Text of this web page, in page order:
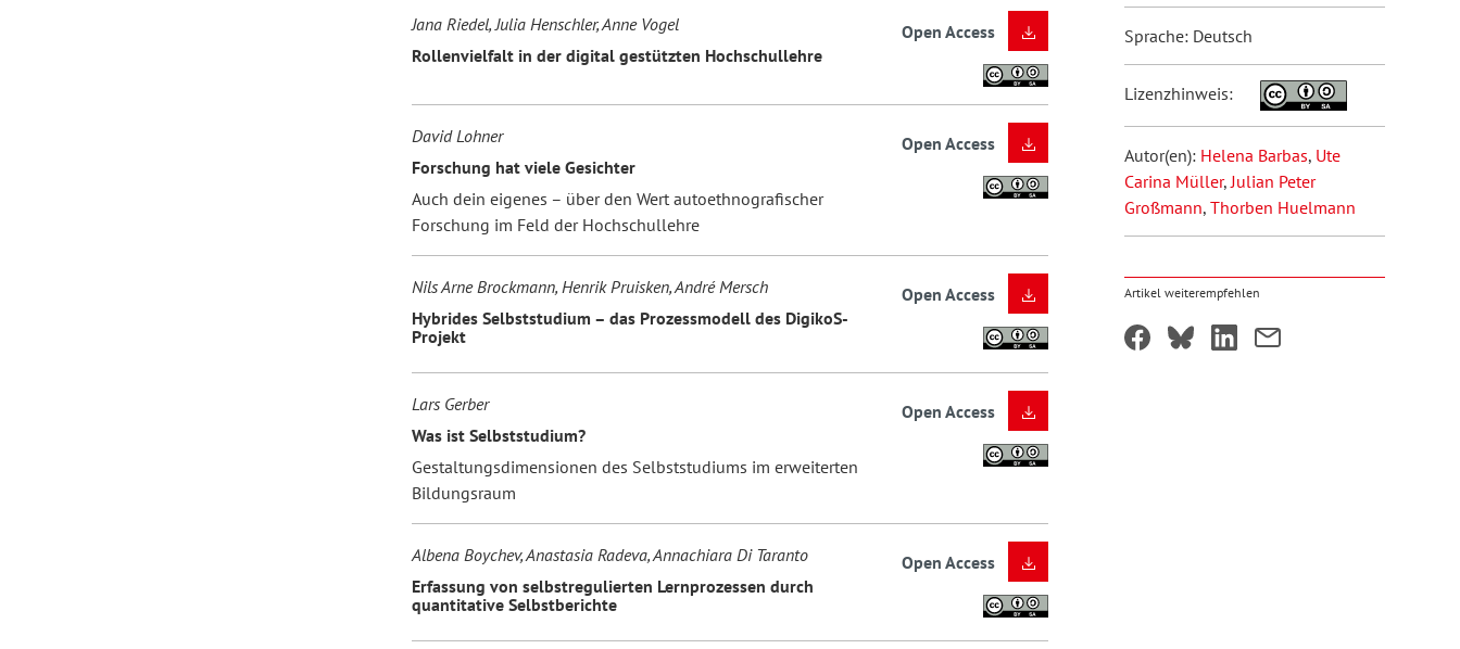
Jana Riedel, Julia Henschler, Anne Vogel
Rollenvielfalt in der digital gestützten Hochschullehre
Open Access
David Lohner
Forschung hat viele Gesichter
Auch dein eigenes – über den Wert autoethnografischer
Forschung im Feld der Hochschullehre
Open Access
Nils Arne Brockmann, Henrik Pruisken, André Mersch
Hybrides Selbststudium – das Prozessmodell des DigikoS-
Projekt
Open Access
Lars Gerber
Was ist Selbststudium?
Gestaltungsdimensionen des Selbststudiums im erweiterten
Bildungsraum
Open Access
Albena Boychev, Anastasia Radeva, Annachiara Di Taranto
Erfassung von selbstregulierten Lernprozessen durch
quantitative Selbstberichte
Open Access
Sprache: Deutsch
Lizenzhinweis:
Autor(en): Helena Barbas, Ute
Carina Müller,Julian Peter
Großmann, Thorben Huelmann
Artikel weiterempfehlen